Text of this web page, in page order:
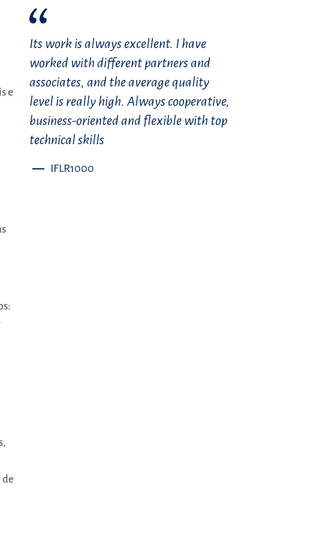
e
de
Its work is always excellent. I have
worked with different partners and
associates, and the average quality
level is really high. Always cooperative,
business-oriented and flexible with top
technical skills
IFLR1000